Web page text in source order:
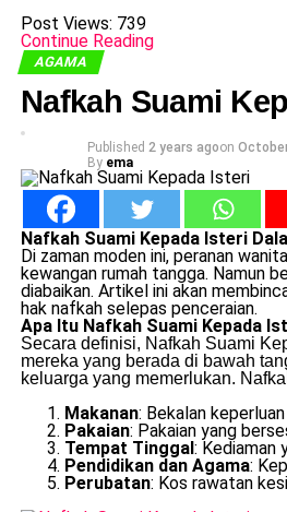
Post Views: 739
Continue Reading
AGAMA
Nafkah Suami
Published 2 years agoon
By ema
Nafkah Suami Kepada Isteri
Di zaman moden ini, peranan
kewangan rumah tangga. Namun
diabaikan. Artikel ini akan
hak nafkah selepas penceraian.
Apa Itu Nafkah Suami Kepada
Secara definisi, Nafkah Suami
mereka yang berada di bawah
keluarga yang memerlukan.
Makanan: Bekalan
Pakaian: Pakaian yang
Tempat Tinggal: Kediaman
Pendidikan dan Agama:
Perubatan: Kos rawatan